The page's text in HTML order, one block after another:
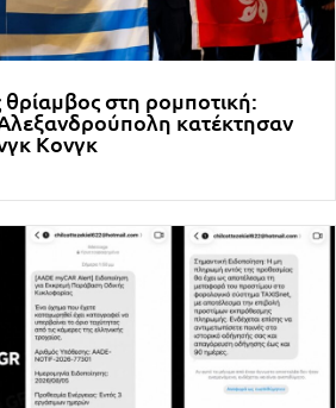
στη ρομποτική:
κατέκτησαν
Κονγκ